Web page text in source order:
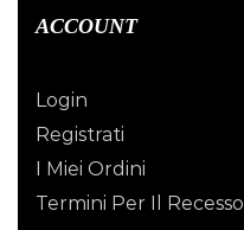
ACCOUNT
Login
Registrati
I Miei Ordini
Termini Per Il Recesso